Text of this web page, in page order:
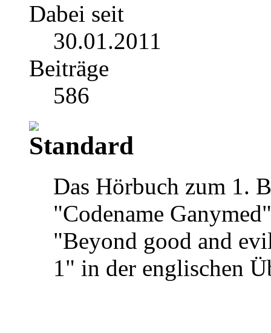
Dabei seit
30.01.2011
Beiträge
586
Das Hörbuch zum 1.
"Codename
"Beyond good and
1" in der englischen